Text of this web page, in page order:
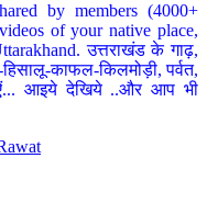
by members (4000+
of your native place,
उत्तराखंड के गाढ़,
काफल-किलमोड़ी, पर्वत,
आइये देखिये ..और आप भी